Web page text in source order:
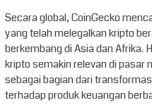
Secara global, CoinGecko
yang telah melegalkan kripto
berkembang di Asia dan Afrika.
kripto semakin relevan di pasar
sebagai bagian dari
terhadap produk keuangan